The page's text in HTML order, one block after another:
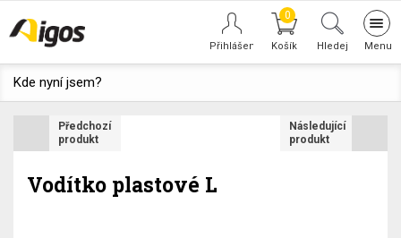
0
Hledej
Kde nyní jsem?
Předchozí
produkt
Následující
produkt
Vodítko plastové L